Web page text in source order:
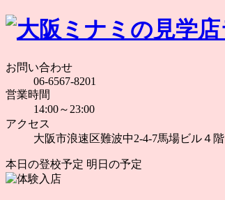
お問い合わせ
06-6567-8201
営業時間
14:00～23:00
アクセス
大阪市浪速区難波中2-4-7馬場ビル４階
本日の登校予定 明日の予定